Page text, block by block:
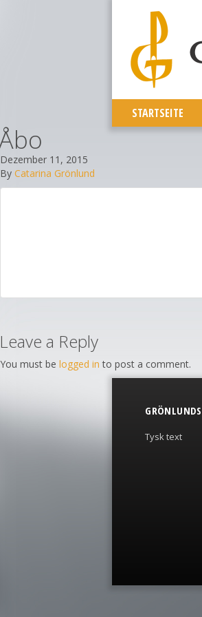
STARTSEITE
Dezember 11, 2015
By Catarina Grönlund
Leave a Reply
You must be logged in to post a comment.
Tysk text